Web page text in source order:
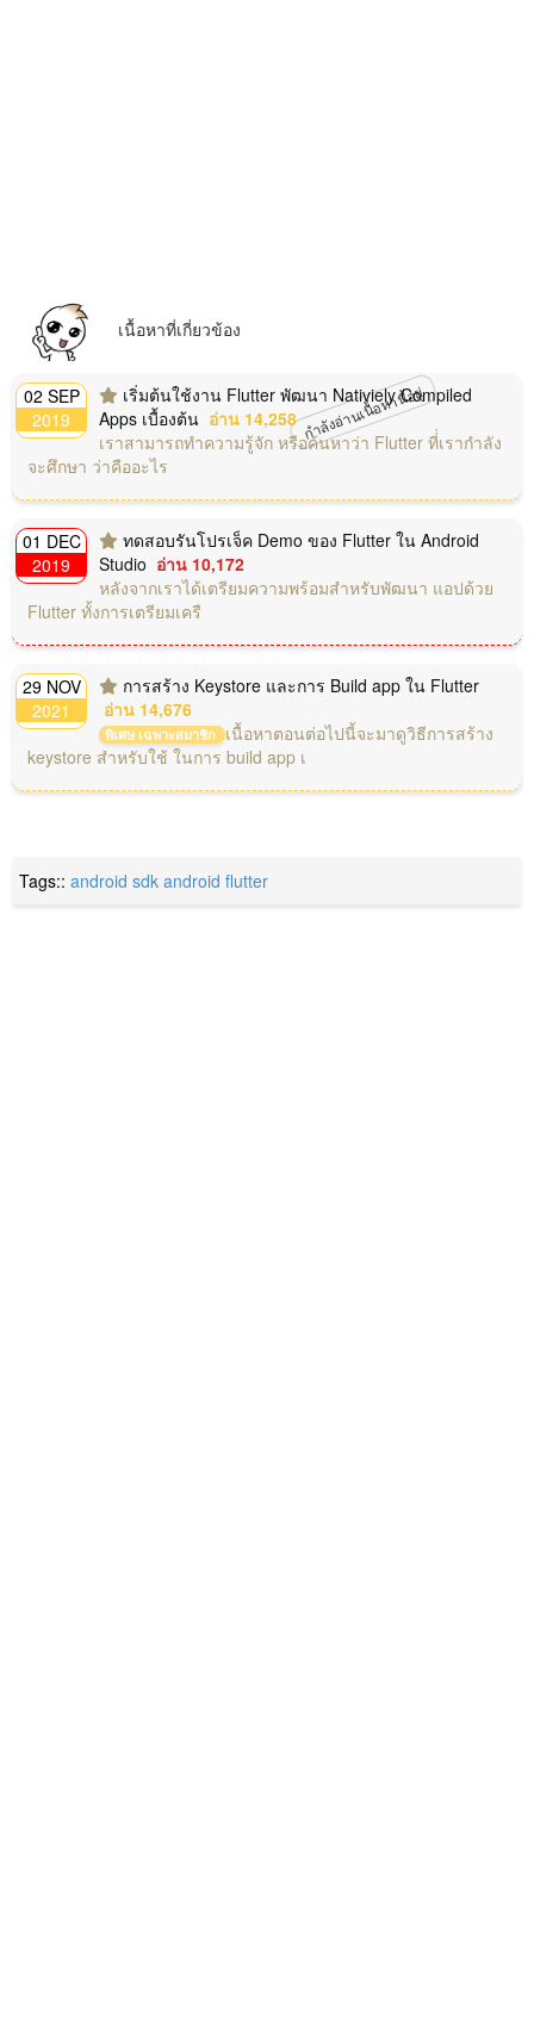
เนื้อหาที่เกี่ยวข้อง
กำลังอ่านเนื้อหานี้อยู่
02 SEP
2019
เริ่มต้นใช้งาน Flutter พัฒนา Nativiely Compiled
Apps เบื้องต้น อ่าน 14,258
เราสามารถทำความรู้จัก หรือค้นหาว่า Flutter ที่่เรากำลัง
จะศึกษา ว่าคืออะไร
01 DEC
2019
ทดสอบรันโปรเจ็ค Demo ของ Flutter ใน Android
Studio อ่าน 10,172
หลังจากเราได้เตรียมความพร้อมสำหรับพัฒนา แอปด้วย
Flutter ทั้งการเตรียมเครื
29 NOV
2021
การสร้าง Keystore และการ Build app ใน Flutter
อ่าน 14,676
พิเศษ เฉพาะสมาชิก เนื้อหาตอนต่อไปนี้จะมาดูวิธีการสร้าง
keystore สำหรับใช้ ในการ build app เ
Tags::android sdk android flutter